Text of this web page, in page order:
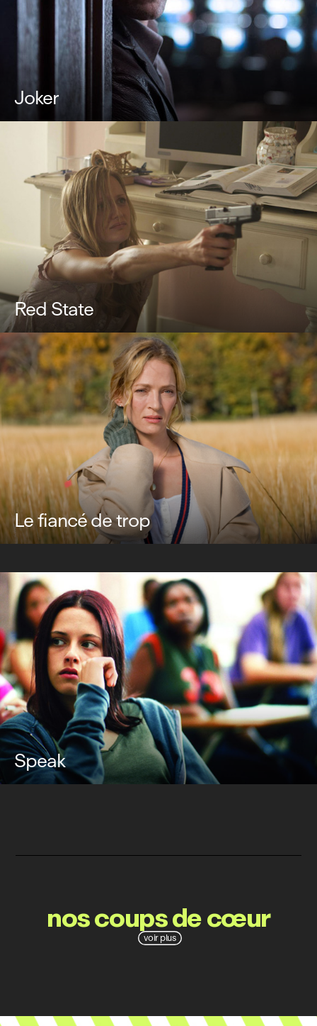
Joker
Red State
Le fiancé de trop
Speak
voir plus
nos coups de cœur